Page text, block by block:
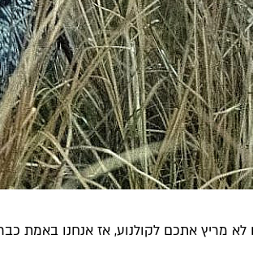
אתכם לקולנוע, אז אנחנו באמת כבר